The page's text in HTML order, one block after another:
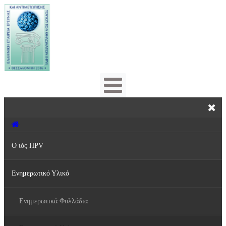
Ο ιός HPV
Τι είναι ο ιός HPV;
Πρόληψη & Αντιμετώπιση
Ενημερωτικό Υλικό
Ενημερωτικά Φυλλάδια